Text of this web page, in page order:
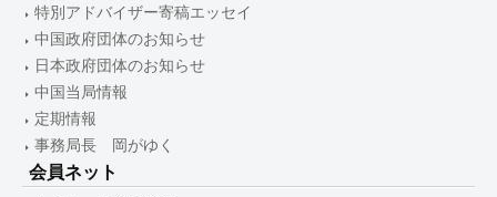
特別アドバイザー寄稿エッセイ
中国政府団体のお知らせ
日本政府団体のお知らせ
中国当局情報
定期情報
事務局長 岡がゆく
会員ネット